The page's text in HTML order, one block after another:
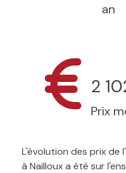
an
2
Prix
L'évolution des prix de
à Nailloux a été sur